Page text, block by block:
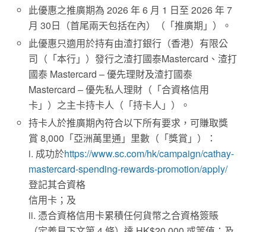
此優惠之推廣期為 2026 年 6 月 1 日至 2026 年 7
月 30日（首尾兩天包括在內）（「推廣期」）。
此優惠只適用於持有由渣打銀行（香港）有限公
司（「本行」）發行之渣打國泰Mastercard、渣打
國泰 Mastercard – 優先理財及渣打國泰
Mastercard – 優先私人理財（「合資格信用
卡」）之主卡持卡人（「持卡人」）。
持卡人於推廣期內符合以下所有要求，可賺取獎
賞 8,000「亞洲萬里通」里數（「獎賞」）：
i. 成功於https://www.sc.com/hk/campaign/cathay-
mastercard-spending-rewards-promotion/apply/
登記其合資格
信用卡；及
ii. 憑合資格信用卡累積任何貨幣之合資格簽賬